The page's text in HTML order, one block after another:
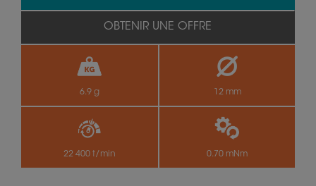
6.9 g 12 mm
22 400 t/min 0.70 mNm
OBTENIR UNE OFFRE